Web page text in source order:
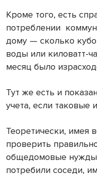
Кроме того, есть
потреблении
дому — сколько
воды или киловатт-
месяц было
Тут же есть и
учета, если таковые
Теоретически, имея
проверить
общедомовые
потребили соседи,